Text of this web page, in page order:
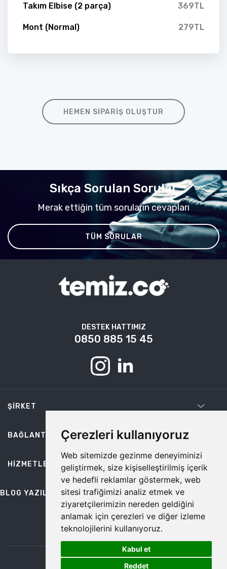
Çerezleri kullanıyoruz
Web sitemizde gezinme deneyiminizi
geliştirmek, size kişiselleştirilmiş içerik
ve hedefli reklamlar göstermek, web
sitesi trafiğimizi analiz etmek ve
ziyaretçilerimizin nereden geldiğini
anlamak için çerezleri ve diğer izleme
teknolojilerini kullanıyoruz.
Kabul et
Reddet
Takım Elbise (2 parça) 369TL
Mont (Normal) 279TL
HEMEN SIPARIŞ OLUŞTUR
Sıkça Sorulan Sorular
Merak ettiğin tüm soruların cevapları
TÜM SORULAR
DESTEK HATTIMIZ
0850 885 15 45
ŞIRKET
BAĞLANTILAR
HIZMETLER
BLOG YAZILARI
bilgi@temiz.co
©2026 Temiz, Her Hakkı Saklıdır.